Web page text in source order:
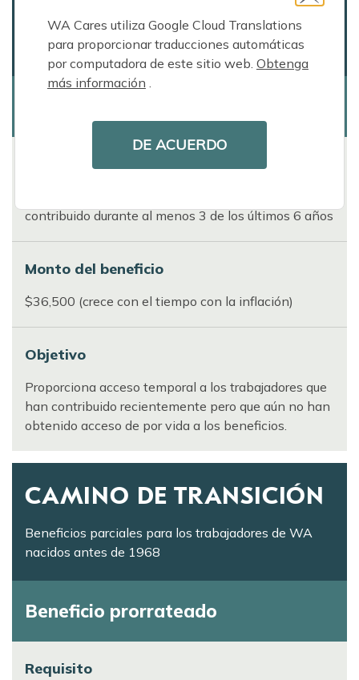
Vía rápida para los trabajadores de WA que han
contribuido 3 de los últimos 6 años y tienen una
necesidad repentina de atención
contribuido durante al menos 3 de los últimos 6 años
Monto del beneficio
$36,500 (crece con el tiempo con la inflación)
Objetivo
Proporciona acceso temporal a los trabajadores que
han contribuido recientemente pero que aún no han
obtenido acceso de por vida a los beneficios.
CAMINO DE TRANSICIÓN
Beneficios parciales para los trabajadores de WA
nacidos antes de 1968
Beneficio prorrateado
Requisito
WA Cares utiliza Google Cloud Translations
para proporcionar traducciones automáticas
por computadora de este sitio web. Obtenga
más información
DE ACUERDO